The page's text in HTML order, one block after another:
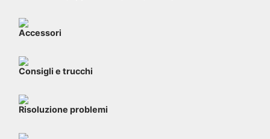
Accessori
Consigli e trucchi
Risoluzione problemi